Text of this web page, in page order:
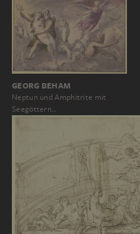
GEORG BEHAM
Neptun und Amphitrite mit
Seegöttern…